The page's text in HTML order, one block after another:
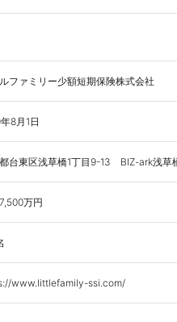
ファミリー少額短期保険株式会社
8月1日
台東区浅草橋1丁目9-13　BIZ-ark浅草
万円
www.littlefamily-ssi.com/